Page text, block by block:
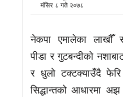
मंसिर ८ गते २०७८
नेकपा एमालेका लाखौँ
पीडा र गुटबन्दीको
र धुलो टक्टक्याउँदै
सिद्धान्तको आधारमा